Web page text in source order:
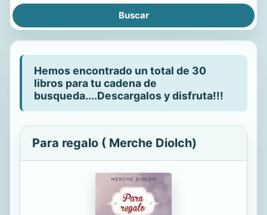
Hemos encontrado un total de 30
libros para tu cadena de
busqueda....Descargalos y disfruta!!!
Para regalo ( Merche Diolch)